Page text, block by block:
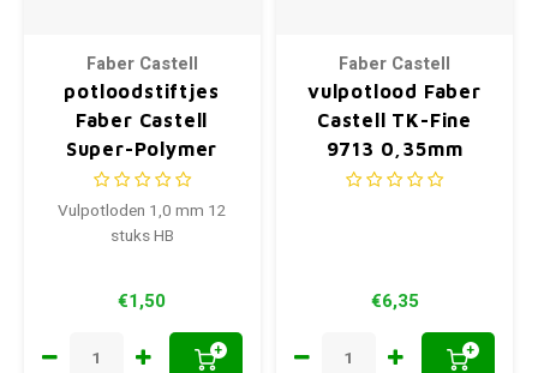
Faber Castell
potloodstiftjes
Faber Castell
Super-Polymer
1,0mm HB
Vulpotloden 1,0 mm 12
stuks HB
€1,50
+
Faber Castell
vulpotlood Faber
Castell TK-Fine
9713 0,35mm
€6,35
+